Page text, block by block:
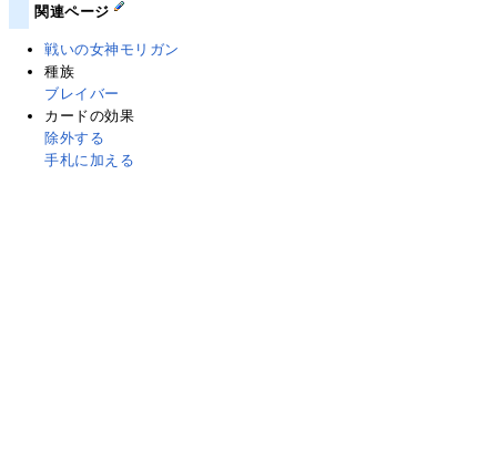
関連ページ
戦いの女神モリガン
種族
ブレイバー
カードの効果
除外する
手札に加える